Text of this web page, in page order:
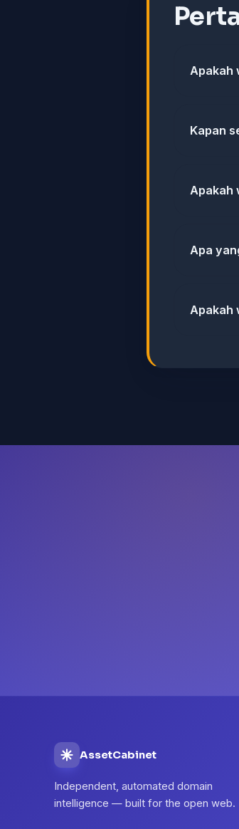
Apakah
Kapan
Apakah
Apa
Apakah
AssetCabinet
Independent, automated domain
intelligence — built for the open web.